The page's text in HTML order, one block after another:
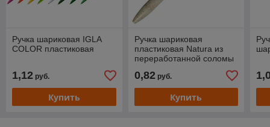
Ручка шариковая IGLA
COLOR пластиковая
1,12 руб.
Купить
Ручка шариковая
пластиковая Natura из
переработанной соломы
0,82руб.
Купить